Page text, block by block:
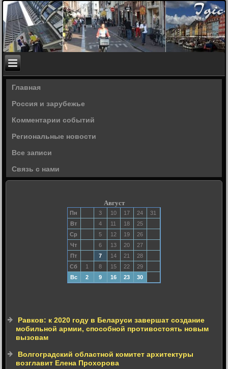
Главная
Россия и зарубежье
Комментарии событий
Региональные новости
Все записи
Связь с нами
Август
Пн 3 10 17 24
31
Вт
4 11 18
25
Ср
5 12 19
26
Чт
6 13 20
27
Пт
7 14 21
28
Сб
1 8 15 22
29
Вс
2 9 16 23 30
Равков: к 2020 году в Беларуси завершат создание
мобильной армии, способной противостоять новым
вызовам
Волгоградский областной комитет архитектуры
возглавит Елена Прохорова